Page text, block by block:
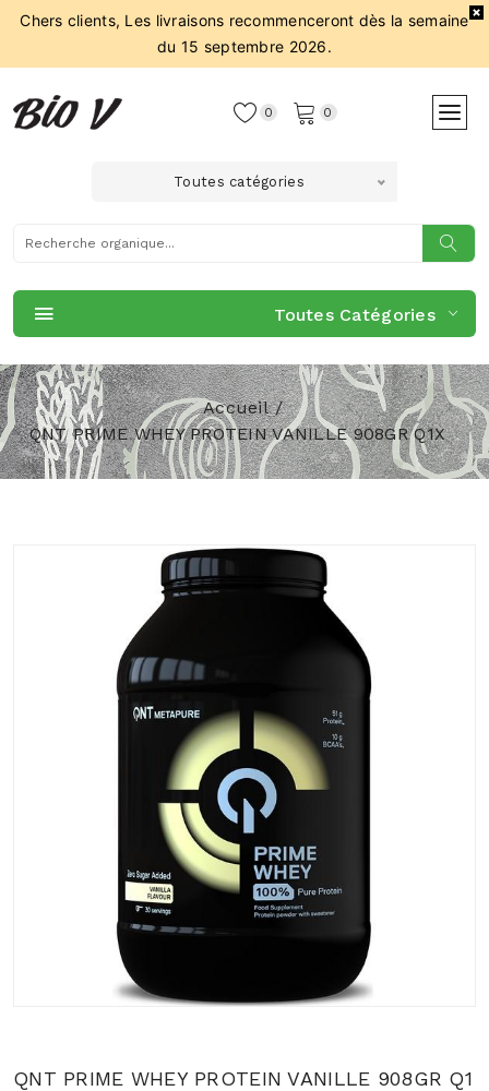
Chers clients, Les livraisons recommenceront dès la semaine
du 15 septembre 2026.
0 0
Toutes catégories
Toutes Catégories
Accueil
QNT PRIME WHEY PROTEIN VANILLE 908GR Q1X
QNT PRIME WHEY PROTEIN VANILLE 908GR Q1